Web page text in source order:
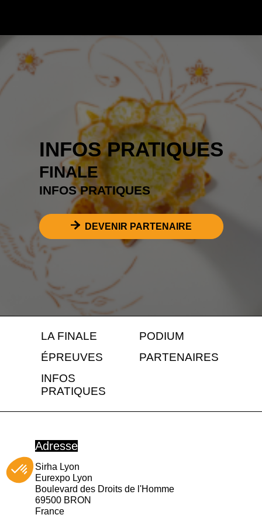
INFOS PRATIQUES
FINALE
INFOS PRATIQUES
DEVENIR PARTENAIRE
LA FINALE
PODIUM
ÉPREUVES
PARTENAIRES
INFOS
PRATIQUES
Adresse
Sirha Lyon
Eurexpo Lyon
Boulevard des Droits de l'Homme
69500 BRON
France